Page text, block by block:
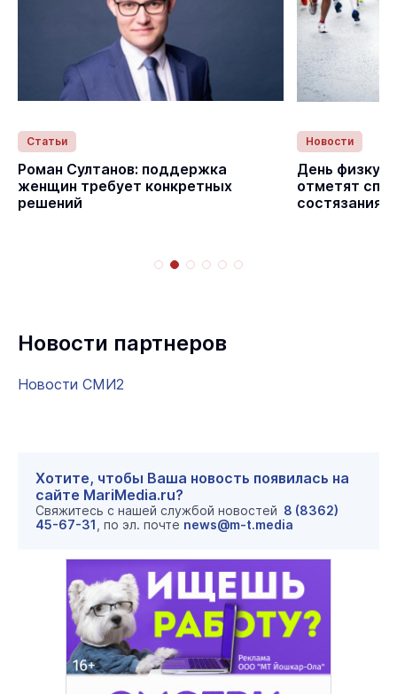
Статьи
Роман Султанов: поддержка
женщин требует конкретных
решений
Новости
День
отметят
Новости партнеров
Новости СМИ2
Хотите, чтобы Ваша новость появилась на
сайте MariMedia.ru?
Свяжитесь с нашей службой новостей 8 (8362)
45-67-31 , по эл. почте news@m-t.media